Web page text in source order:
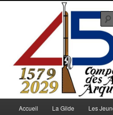
Arquebusiers.eu
Accueil La Gilde Les